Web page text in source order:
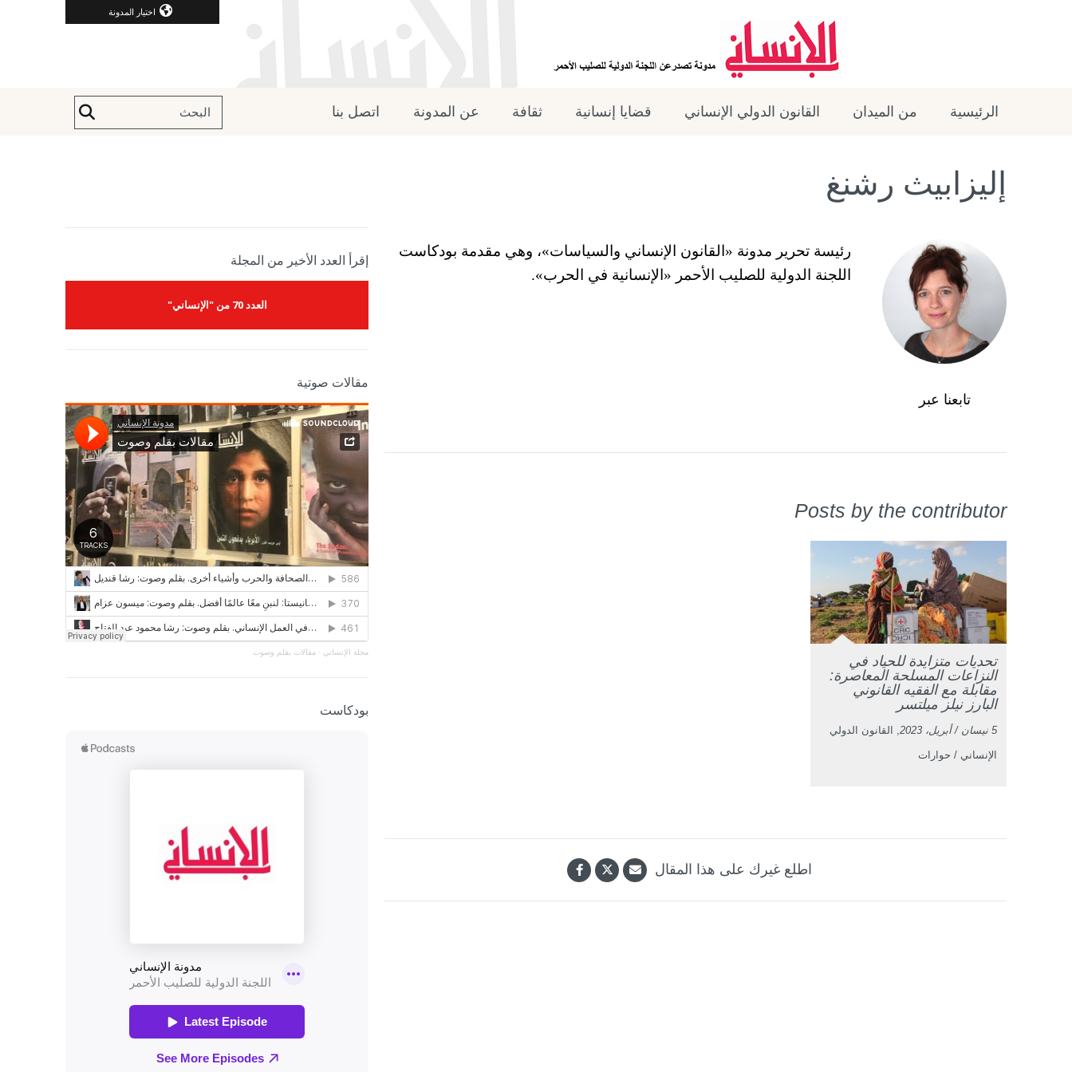
اختيار المدونة
الرئيسية من الميدان القانون الدولي الإنساني قضايا إنسانية ثقافة عن المدونة اتصل بنا
إليزابيث رشنغ
تابعنا عبر
رئيسة تحرير مدونة «القانون الإنساني والسياسات»، وهي مقدمة بودكاست
اللجنة الدولية للصليب الأحمر «الإنسانية في الحرب».
Posts by the contributor
تحديات متزايدة للحياد في
النزاعات المسلحة المعاصرة:
مقابلة مع الفقيه القانوني
البارز نيلز ميلتسر
5 نيسان / أبريل، 2023 , القانون الدولي
الإنساني / حوارات
اطلع غيرك على هذا المقال
إقرأ العدد الأخير من المجلة
العدد 70 من "الإنساني"
مقالات صوتية
مجلة الإنساني · مقالات بقلم وصوت
بودكاست